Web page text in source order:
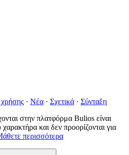
· Νέα · Σχετικά · Σύνταξη
στην πλατφόρμα Bulios είναι
και δεν προορίζονται για
περισσότερα